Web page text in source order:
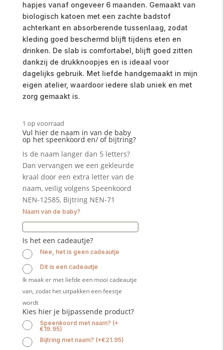
hapjes vanaf ongeveer 6 maanden. Gemaakt van
biologisch katoen met een zachte badstof
achterkant en absorberende tussenlaag, zodat
kleding goed beschermd blijft tijdens eten en
drinken. De slab is comfortabel, blijft goed zitten
dankzij de drukknoopjes en is ideaal voor
dagelijks gebruik. Met liefde handgemaakt in mijn
eigen atelier, waardoor iedere slab uniek en met
zorg gemaakt is.
1 op voorraad
Vul hier de naam in van de baby
op het speenkoord en/ of bijtring?
Is de naam langer dan 5 letters?
Dan vervangen we een gekleurde
kraal door een extra letter van de
naam, veilig volgens Speenkoord
NEN-12585, Bijtring NEN-71
Naam van de baby?
Is het een cadeautje?
Nee, het is geen cadeautje
Dit is een cadeautje
Ik maak er met liefde een mooi cadeautje
van, zodat het uitpakken een feestje
wordt
Kies hier je bijpassende product?
Speenkoord met naam? (+
€19.95)
Bijtring met naam? (+€21.95)